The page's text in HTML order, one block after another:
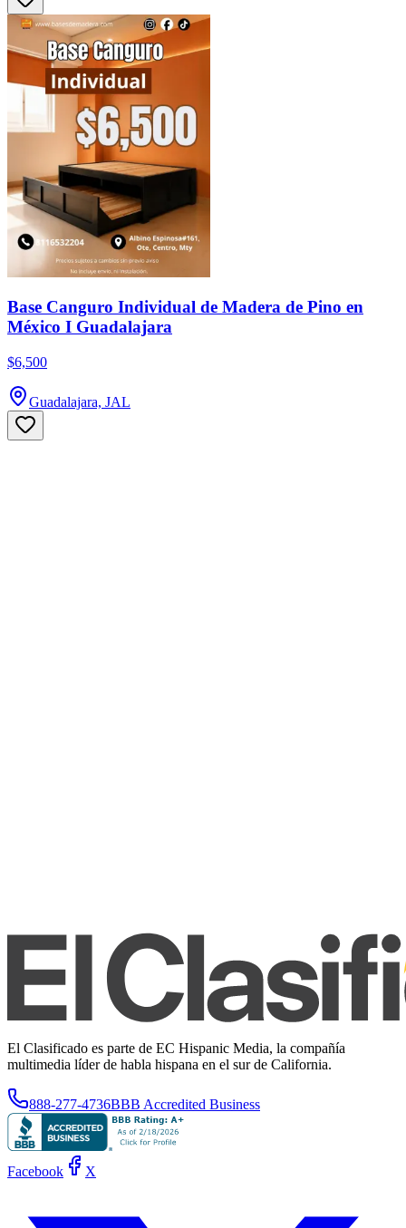
Base Canguro Individual de Madera de Pino en
México I Guadalajara
$6,500
Guadalajara, JAL
El Clasificado es parte de EC Hispanic Media, la compañía
multimedia líder de habla hispana en el sur de California.
888-277-4736BBB Accredited Business
Facebook X